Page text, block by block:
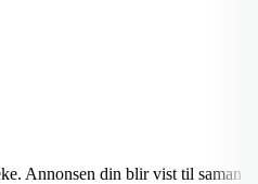
Annonsen din blir vist til saman